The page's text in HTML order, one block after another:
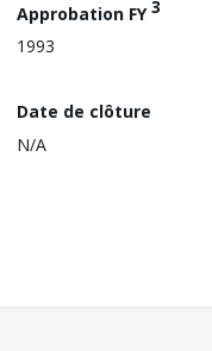
Approbation FY3
1993
Date de clôture
N/A